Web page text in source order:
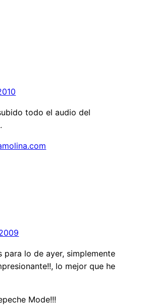
todo el audio del
para lo de ayer, simplemente
lo mejor que he
Mode!!!